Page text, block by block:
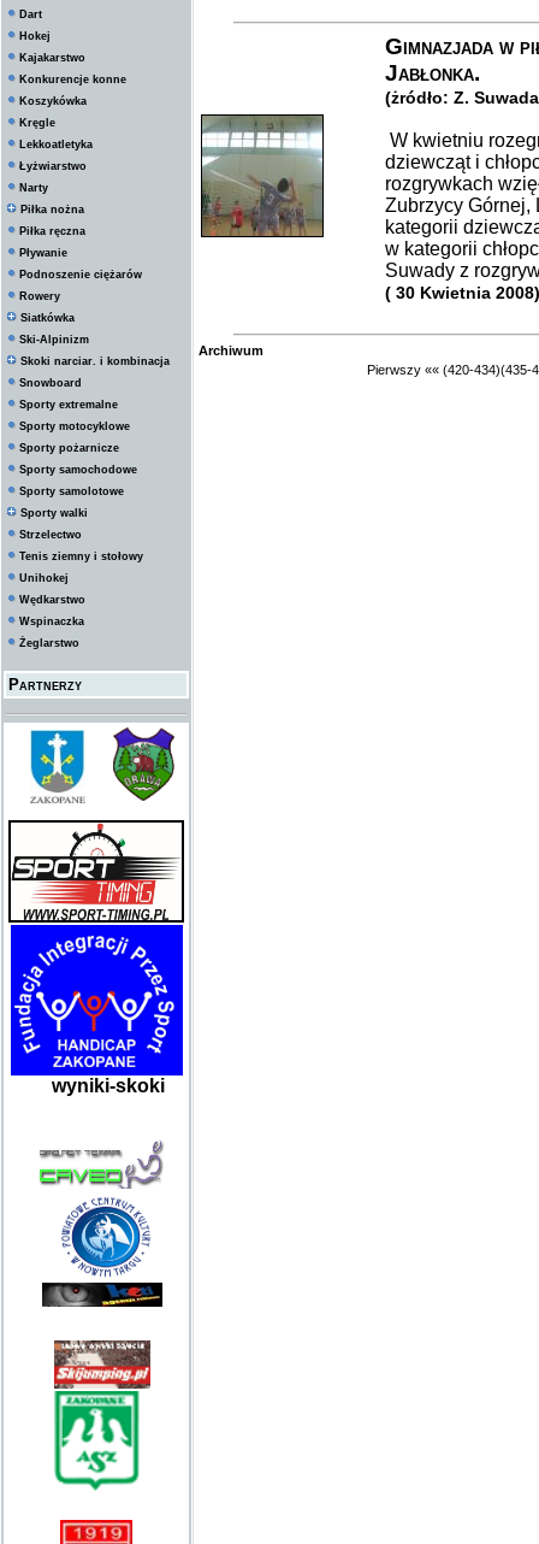
Dart
Hokej
Kajakarstwo
Konkurencje konne
Koszykówka
Kręgle
Lekkoatletyka
Łyżwiarstwo
Narty
Piłka nożna
Piłka ręczna
Pływanie
Podnoszenie ciężarów
Rowery
Siatkówka
Ski-Alpinizm
Skoki narciar. i kombinacja
Snowboard
Sporty extremalne
Sporty motocyklowe
Sporty pożarnicze
Sporty samochodowe
Sporty samolotowe
Sporty walki
Strzelectwo
Tenis ziemny i stołowy
Unihokej
Wędkarstwo
Wspinaczka
Żeglarstwo
Partnerzy
wyniki-skoki
Gimnazjada w
Jabłonka.
(żródło: Z.
W kwietniu
dziewcząt i
rozgrywkach
Zubrzycy Górnej,
kategorii
w kategorii
Suwady z
( 30 Kwietnia 2008)
Archiwum
Pierwszy «« (420-434)(435-